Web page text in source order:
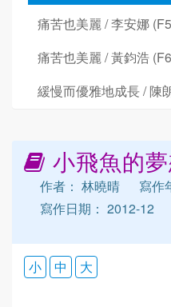
痛苦也美麗 / 李安娜
痛苦也美麗 / 黃鈞浩
緩慢而優雅地成長 / 陳
小飛魚的
作者： 林曉晴
寫作
寫作日期： 2012-12
小 中 大